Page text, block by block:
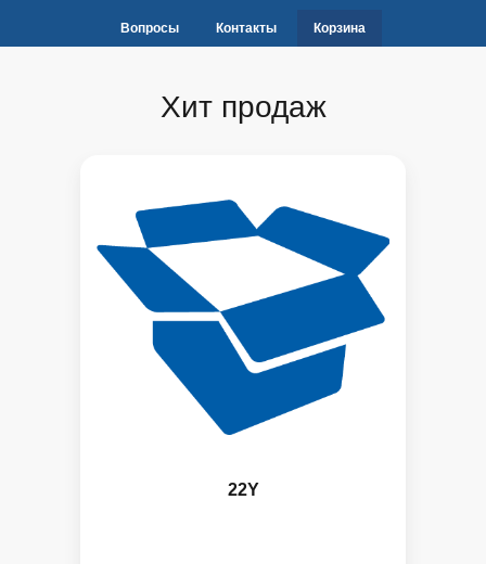
Вопросы Контакты Корзина
Хит продаж
22Y